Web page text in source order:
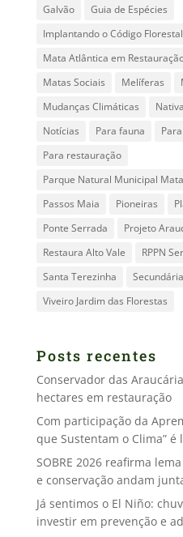
Galvão
Guia de Espécies
Implantando o Código Florestal
Mata Atlântica em
Matas Sociais
Melíferas
Mudanças Climáticas
Notícias
Para fauna
Para restauração
Parque Natural Municipal
Passos Maia
Pioneiras
Ponte Serrada
Projeto
Restaura Alto Vale
RPPN
Santa Terezinha
Viveiro Jardim das Florestas
Posts recentes
Conservador das
hectares em restauração
Com participação da
que Sustentam o Clima” é
SOBRE 2026 reafirma
e conservação andam
Já sentimos o El Niño:
investir em prevenção e